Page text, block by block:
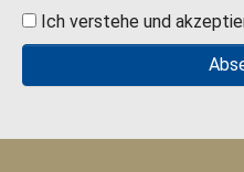
Ich verstehe und